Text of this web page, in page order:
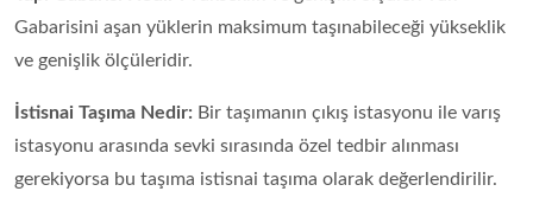
Gabarisini aşan yüklerin maksimum taşınabileceği yükseklik
ve genişlik ölçüleridir.
İstisnai Taşıma Nedir: Bir taşımanın çıkış istasyonu ile varış
istasyonu arasında sevki sırasında özel tedbir alınması
gerekiyorsa bu taşıma istisnai taşıma olarak değerlendirilir.